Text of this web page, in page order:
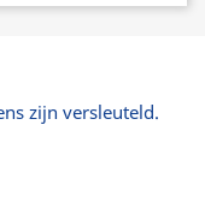
zijn versleuteld.